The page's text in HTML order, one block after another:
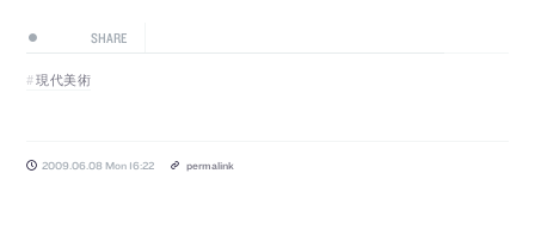
SHARE
現代美術
2009.06.08 Mon 16:22 permalink